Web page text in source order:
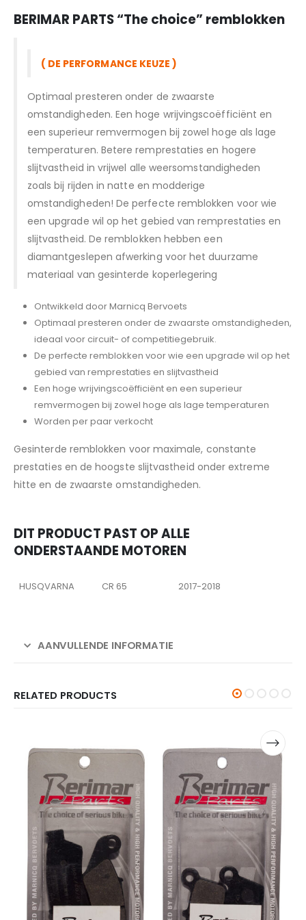
BERIMAR PARTS “The choice” remblokken
( DE PERFORMANCE KEUZE )
Optimaal presteren onder de zwaarste
omstandigheden. Een hoge wrijvingscoëfficiënt en
een superieur remvermogen bij zowel hoge als lage
temperaturen. Betere remprestaties en hogere
slijtvastheid in vrijwel alle weersomstandigheden
zoals bij rijden in natte en modderige
omstandigheden! De perfecte remblokken voor wie
een upgrade wil op het gebied van remprestaties en
slijtvastheid. De remblokken hebben een
diamantgeslepen afwerking voor het duurzame
materiaal van gesinterde koperlegering
Ontwikkeld door Marnicq Bervoets
Optimaal presteren onder de zwaarste omstandigheden,
ideaal voor circuit- of competitiegebruik.
De perfecte remblokken voor wie een upgrade wil op het
gebied van remprestaties en slijtvastheid
Een hoge wrijvingscoëfficiënt en een superieur
remvermogen bij zowel hoge als lage temperaturen
Worden per paar verkocht
Gesinterde remblokken voor maximale, constante
prestaties en de hoogste slijtvastheid onder extreme
hitte en de zwaarste omstandigheden.
DIT PRODUCT PAST OP ALLE
ONDERSTAANDE MOTOREN
HUSQVARNA CR 65 2017-2018
AANVULLENDE INFORMATIE
RELATED PRODUCTS